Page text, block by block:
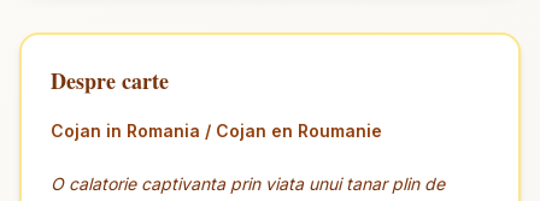
Despre carte
Cojan in Romania / Cojan en Roumanie
O calatorie captivanta prin viata unui tanar plin de